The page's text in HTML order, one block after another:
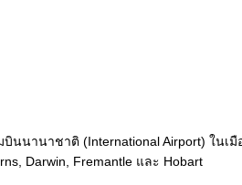
นนานาชาติ (International Airport) ในเ
Darwin, Fremantle และ Hobart